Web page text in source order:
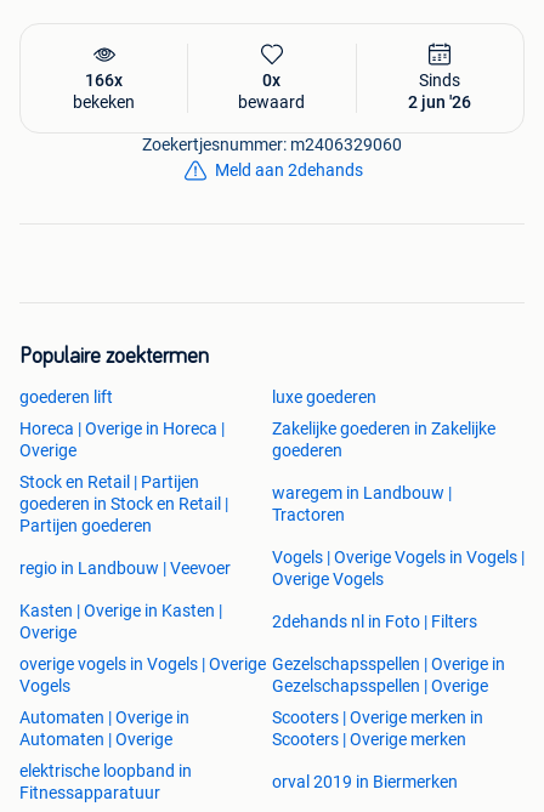
Heeft uw magazijn onvoldoende capaciteit of wilt u zich
focussen op uw verkoop terwijl wij de logistiek verzorgen?
166x
bekeken
0x
bewaard
Sinds
2 jun '26
Zoekertjesnummer: m2406329060
Meld aan 2dehands
Populaire zoektermen
goederen lift
luxe goederen
Horeca | Overige in Horeca |
Overige
Zakelijke goederen in Zakelijke
goederen
Stock en Retail | Partijen
goederen in Stock en Retail |
Partijen goederen
waregem in Landbouw |
Tractoren
regio in Landbouw | Veevoer
Vogels | Overige Vogels in Vogels |
Overige Vogels
Kasten | Overige in Kasten |
Overige
2dehands nl in Foto | Filters
overige vogels in Vogels | Overige
Vogels
Gezelschapsspellen | Overige in
Gezelschapsspellen | Overige
Automaten | Overige in
Automaten | Overige
Scooters | Overige merken in
Scooters | Overige merken
elektrische loopband in
Fitnessapparatuur
orval 2019 in Biermerken